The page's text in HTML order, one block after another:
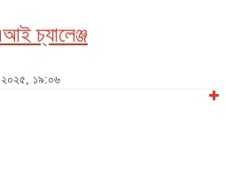
চ্যালেঞ্জ
১৯:০৬